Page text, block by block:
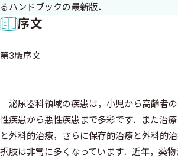
るハンドブックの最新版．
序文
第3版序文
泌尿器科領域の疾患は，小児から高齢者
性疾患から悪性疾患まで多彩です．また治
と外科的治療，さらに保存的治療と外科的
択肢は非常に多くなっています．近年，薬